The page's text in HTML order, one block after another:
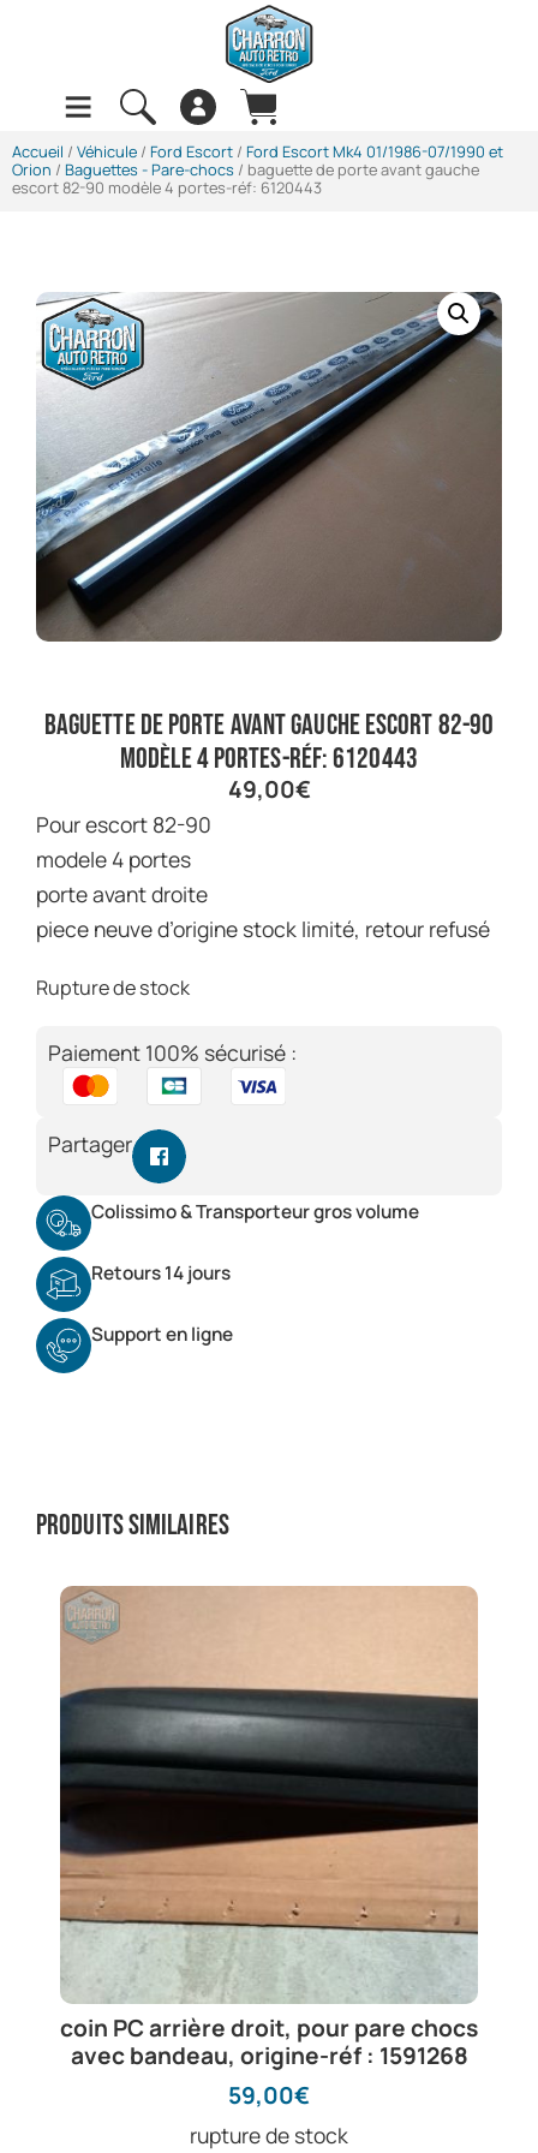
Accueil / Véhicule / Ford Escort / Ford Escort Mk4 01/1986-07/1990 et
Orion / Baguettes - Pare-chocs / baguette de porte avant gauche
escort 82-90 modèle 4 portes-réf: 6120443
baguette de porte avant gauche escort 82-90
modèle 4 portes-réf: 6120443
49,00€
pour escort 82-90
modele 4 portes
porte avant droite
piece neuve d’origine stock limité, retour refusé
Rupture de stock
Paiement 100% sécurisé :
Partager
Colissimo & Transporteur gros volume
Retours 14 jours
Support en ligne
Produits similaires
coin PC arrière droit, pour pare chocs
avec bandeau, origine-réf : 1591268
59,00€
rupture de stock